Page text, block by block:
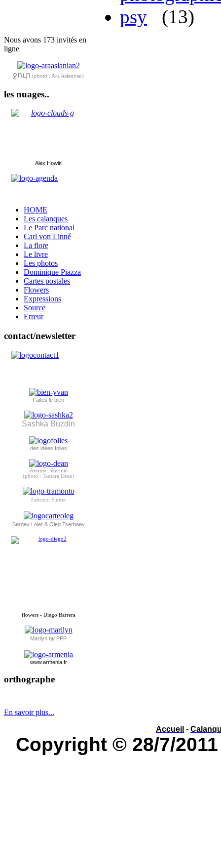
psy
(13)
Nous avons 173 invités en
ligne
ջուր (photo : Ara Aslanyan)
les nuages..
Alex Howitt
HOME
Les calanques
Le Parc national
Carl von Linné
La flore
Le livre
Les photos
Dominique Piazza
Cartes postales
Flowers
Expressions
Source
Erreur
contact/newsletter
Faites le bien
Sashka Buzdin
des idées folles
étreinte.. éternité
(photo : Tamara Dean)
Fabrizio Fiume
Sergey Loier & Oleg Tserbaev
flowers - Diego Barrera
Marilyn by PPP
www.armenia.fr
orthographe
En savoir plus...
Accueil -
Copyright © 28/7/